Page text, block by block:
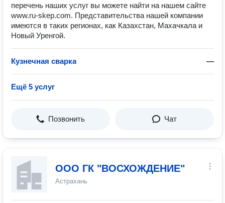
перечень наших услуг вы можете найти на нашем сайте
www.ru-skep.com. Представительства нашей компании
имеются в таких регионах, как Казахстан, Махачкала и
Новый Уренгой.
Кузнечная сварка —
Ещё 5 услуг
Позвонить Чат
ООО ГК "ВОСХОЖДЕНИЕ"
Астрахань